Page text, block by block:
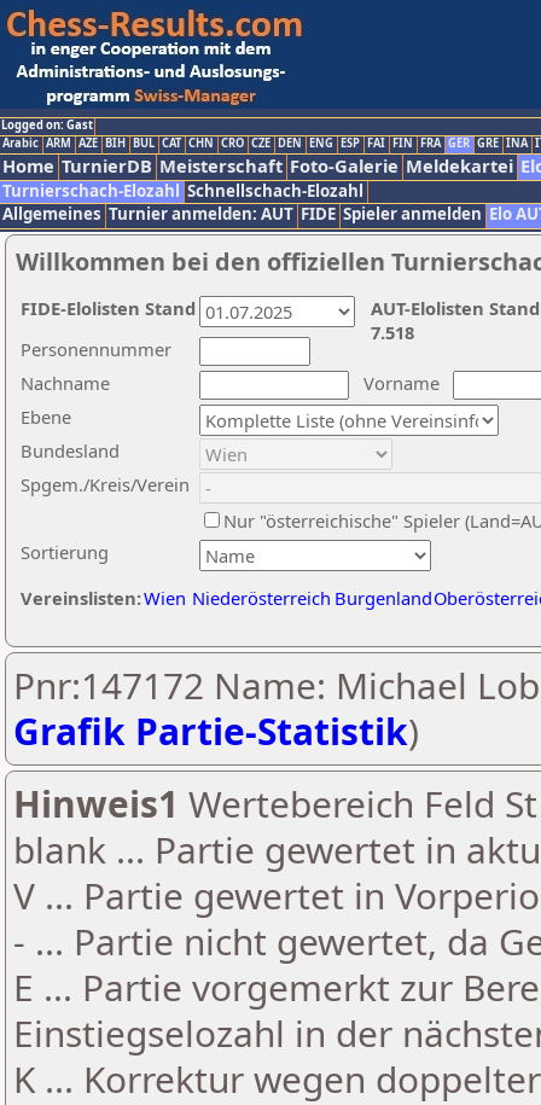
Logged on: Gast
Arabic ARM AZE BIH BUL CAT CHN CRO CZE DEN ENG ESP FAI FIN FRA GER GRE INA
Home TurnierDB Meisterschaft Foto-Galerie Meldekartei
Turnierschach-Elozahl Schnellschach-Elozahl
Allgemeines Turnier anmelden: AUT FIDE Spieler anmelden Elo
Willkommen bei den offiziellen
Nachname
Vorname
Ebene
Sortierung
Personennummer
Bundesland
Spgem./Kreis/Verein
Nur "österreichische" Spieler
Vereinslisten:Wien Niederösterreich Burgenland
AUT-Elolisten
7.518
FIDE-Elolisten Stand
Pnr:147172 Name: Michael
Grafik Partie-Statistik)
Hinweis1 Wertebereich Feld
blank ... Partie gewertet in
V ... Partie gewertet in
- ... Partie nicht gewertet, da
E ... Partie vorgemerkt zur
Einstiegselozahl in der
K ... Korrektur wegen